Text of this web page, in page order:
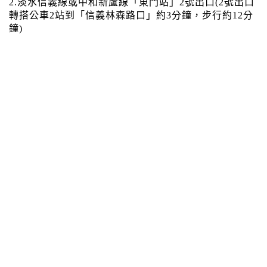
政治作戰教育訓練中心
轉搭公車2站到「信義林森路口」約3分鐘，步行約12分
鐘)